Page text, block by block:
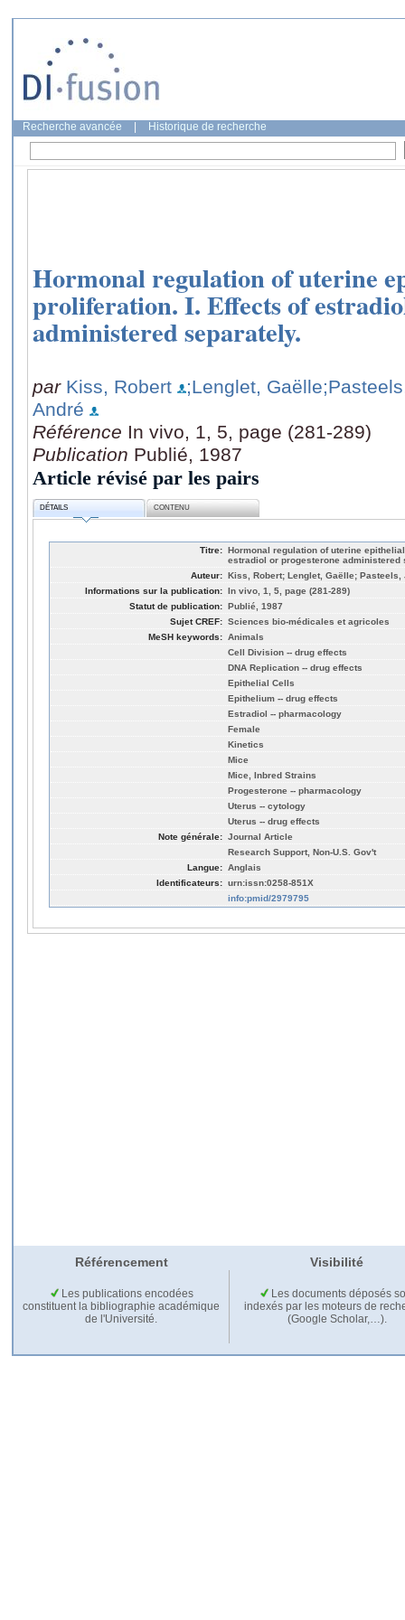
Recherche avancée Historique de recherche
Hormonal regulation of uterine
proliferation. I. Effects of
administered separately.
par Kiss, Robert ;Lenglet, Gaëlle
André
Référence In vivo, 1, 5, page (281-289)
Publication Publié, 1987
Article révisé par les pairs
DÉTAILS CONTENU
Titre: Hormonal regulation of uterine
estradiol or progesterone administered
Auteur: Kiss, Robert; Lenglet, Gaëlle; Pasteels,
Informations sur la publication: In vivo, 1, 5, page (281-289)
Statut de publication: Publié, 1987
Sujet CREF: Sciences bio-médicales et agricoles
MeSH keywords: Animals
Cell Division -- drug effects
DNA Replication -- drug effects
Epithelial Cells
Epithelium -- drug effects
Estradiol -- pharmacology
Female
Kinetics
Mice
Mice, Inbred Strains
Progesterone -- pharmacology
Uterus -- cytology
Uterus -- drug effects
Note générale: Journal Article
Research Support, Non-U.S. Gov't
Langue: Anglais
Identificateurs: urn:issn:0258-851X
info:pmid/2979795
Référencement Visibilité
Les publications encodées
constituent la bibliographie académique
de l'Université.
Les documents déposés
indexés par les moteurs de
(Google Scholar,…).